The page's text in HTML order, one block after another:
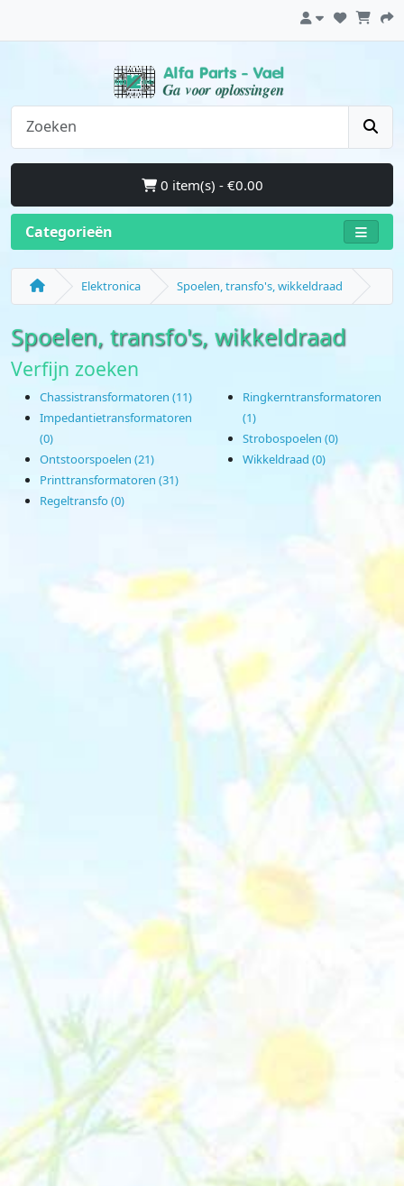
0 item(s) - €0.00
Categorieën
Elektronica Spoelen, transfo's, wikkeldraad
Spoelen, transfo's, wikkeldraad
Verfijn zoeken
Chassistransformatoren (11)
Impedantietransformatoren
(0)
Ontstoorspoelen (21)
Printtransformatoren (31)
Regeltransfo (0)
Ringkerntransformatoren
(1)
Strobospoelen (0)
Wikkeldraad (0)